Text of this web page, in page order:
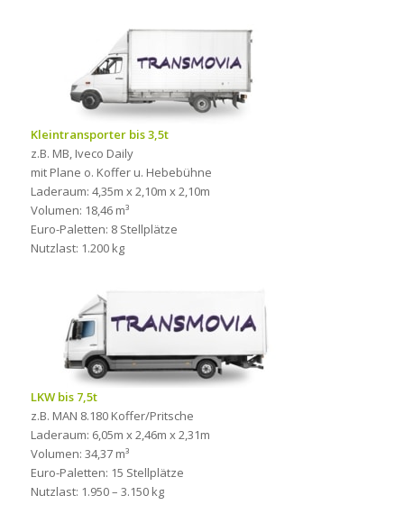
Kleintransporter bis 3,5t
z.B. MB, Iveco Daily
mit Plane o. Koffer u. Hebebühne
Laderaum: 4,35m x 2,10m x 2,10m
Volumen: 18,46 m³
Euro-Paletten: 8 Stellplätze
Nutzlast: 1.200 kg
LKW bis 7,5t
z.B. MAN 8.180 Koffer/Pritsche
Laderaum: 6,05m x 2,46m x 2,31m
Volumen: 34,37 m³
Euro-Paletten: 15 Stellplätze
Nutzlast: 1.950 – 3.150 kg